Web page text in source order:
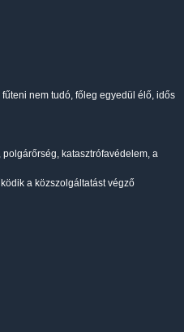
nem tudó, főleg egyedül élő, idős
katasztrófavédelem, a
a közszolgáltatást végző